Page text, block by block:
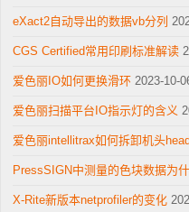
eXact2自动导出的数据vb分列
CGS Certified常用印刷标准解读
爱色丽IO如何更换滑环 2023-10-
爱色丽扫描平台IO指示灯的含义
爱色丽intellitrax如何拆卸机头head
PressSIGN中测量的色块数据为什
X-Rite新版本netprofiler的变化